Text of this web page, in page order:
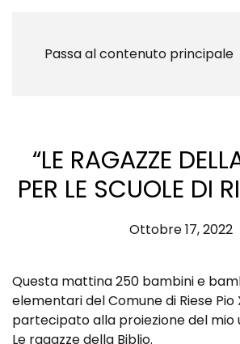
Passa al contenuto principale
“LE RAGAZZE
PER LE SCUOLE DI
Ottobre 17, 2022
Questa mattina 250 bambini e
elementari delComune di Riese Pio
partecipato alla proiezione del mio
Le ragazze della Biblio.